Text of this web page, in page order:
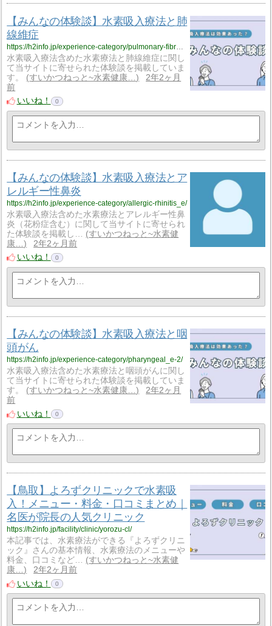
【みんなの体験談】水素吸入療法と肺
線維症
https://h2info.jp/experience-category/pulmonary-fibrosis_e/
水素吸入療法含めた水素療法と肺線維症に関し
て当サイトに寄せられた体験談を掲載していま
す。
すいかつねっと~水素健康…
2年2ヶ月
前
いいね！
0
【みんなの体験談】水素吸入療法とア
レルギー性鼻炎
https://h2info.jp/experience-category/allergic-rhinitis_e/
水素吸入療法含めた水素療法とアレルギー性鼻
炎（花粉症含む）に関して当サイトに寄せられ
た体験談を掲載し…
すいかつねっと~水素健
康…
2年2ヶ月前
いいね！
0
【みんなの体験談】水素吸入療法と咽
頭がん
https://h2info.jp/experience-category/pharyngeal_e-2/
水素吸入療法含めた水素療法と咽頭がんに関し
て当サイトに寄せられた体験談を掲載していま
す。
すいかつねっと~水素健康…
2年2ヶ月
前
いいね！
0
【鳥取】よろずクリニックで水素吸
入！メニュー・料金・口コミまとめ｜
名医が院長の人気クリニック
https://h2info.jp/facility/clinic/yorozu-cl/
本記事では、水素療法ができる『よろずクリニ
ック』さんの基本情報、水素療法のメニューや
料金、口コミなど…
すいかつねっと~水素健
康…
2年2ヶ月前
いいね！
0